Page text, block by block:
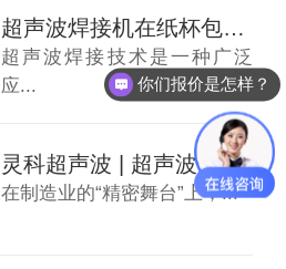
超声波焊接机在纸杯包装焊接原理
超声波焊接技术是一种广泛
应...
灵科超声波 | 超声波焊接优点——制造业的...
在制造业的“精密舞台”上，...
你们报价是怎样？